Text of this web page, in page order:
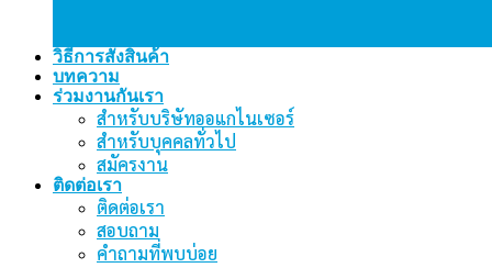
วิธีการสั่งสินค้า
บทความ
ร่วมงานกันเรา
สำหรับบริษัทออแกไนเซอร์
สำหรับบุคคลทั่วไป
สมัครงาน
ติดต่อเรา
ติดต่อเรา
สอบถาม
คำถามที่พบบ่อย